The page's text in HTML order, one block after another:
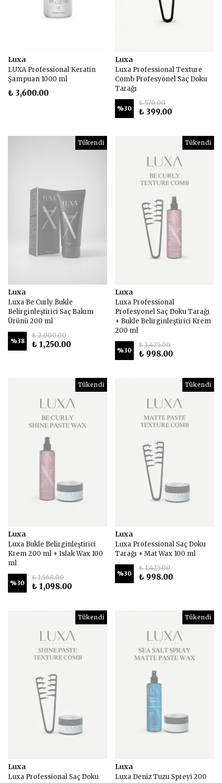
Luxa
LUXA Professional Keratin
Şampuan 1000 ml
₺ 3,600.00
Luxa
Luxa Professional Texture
Comb Profesyonel Saç Doku
Tarağı
%30
₺ 570.00
₺ 399.00
Tükendi
Luxa
Luxa Be Curly Bukle
Belirginleştirici Saç Bakım
Ürünü 200 ml
%38
₺ 2,000.00
₺ 1,250.00
Tükendi
Luxa
Luxa Professional
Profesyonel Saç Doku Tarağı
+ Bukle Belirginleştirici Krem
200 ml
%30
₺ 1,425.00
₺ 998.00
Tükendi
Luxa
Luxa Bukle Belirginleştirici
Krem 200 ml + Islak Wax 100
ml
%30
₺ 1,568.00
₺ 1,098.00
Tükendi
Luxa
Luxa Professional Saç Doku
Tarağı + Mat Wax 100 ml
%30
₺ 1,425.00
₺ 998.00
Tükendi
Luxa
Luxa Professional Saç Doku
Tükendi
Luxa
Luxa Deniz Tuzu Spreyi 200